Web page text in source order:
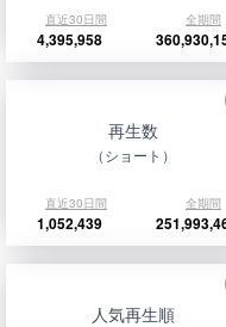
直近30日間 全期間
4,395,958
再生数
（ショート）
直近30日間 全期間
1,052,439
人気再生順